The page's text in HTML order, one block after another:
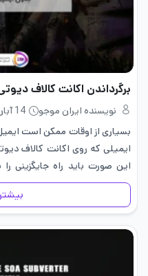
برگرداندن اکانت کالاف
نویسنده ایران موجو
14 آبان 1404
بسیاری از اوقات ممکن است
ایمیلی که روی اکانت کالاف
این صورت باید راه جایگزینی را
انتخاب کنید؛ راهی که در…